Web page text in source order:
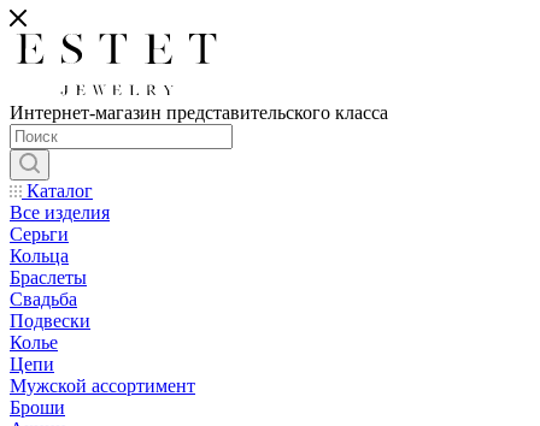
Интернет-магазин представительского класса
Каталог
Все изделия
Серьги
Кольца
Браслеты
Свадьба
Подвески
Колье
Цепи
Мужской ассортимент
Броши